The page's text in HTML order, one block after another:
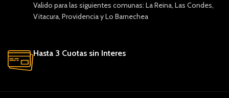
Valido para las siguientes comunas: La Reina, Las Condes,
Vitacura, Providencia y Lo Barnechea
Hasta 3 Cuotas sin Interes